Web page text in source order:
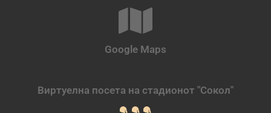
Google Maps
Виртуелна посета на стадионот "Сокол"